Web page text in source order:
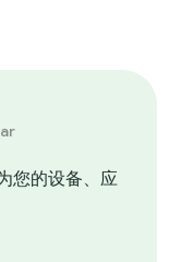
您的设备、应